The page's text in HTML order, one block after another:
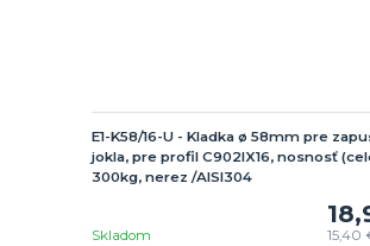
E1-K58/16-U - Kladka ø 58mm pre
jokla, pre profil C902IX16, nosnosť
300kg, nerez /AISI304
15,40
Skladom